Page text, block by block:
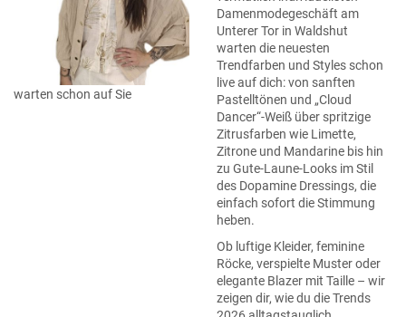
warten schon auf Sie
Damenmodegeschäft am
Unterer Tor in Waldshut
warten die neuesten
Trendfarben und Styles schon
live auf dich: von sanften
Pastelltönen und „Cloud
Dancer“-Weiß über spritzige
Zitrusfarben wie Limette,
Zitrone und Mandarine bis hin
zu Gute-Laune-Looks im Stil
des Dopamine Dressings, die
einfach sofort die Stimmung
heben.
Ob luftige Kleider, feminine
Röcke, verspielte Muster oder
elegante Blazer mit Taille – wir
zeigen dir, wie du die Trends